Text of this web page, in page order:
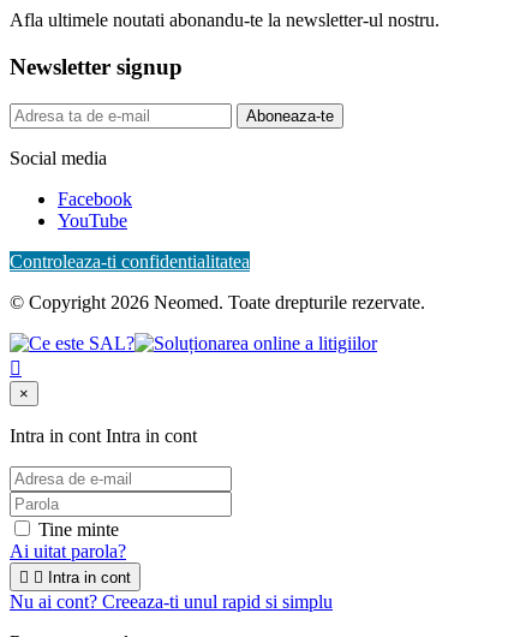
Afla ultimele noutati abonandu-te la newsletter-ul nostru.
Newsletter signup
Aboneaza-te
Social media
Facebook
YouTube
Controleaza-ti confidentialitatea
© Copyright 2026 Neomed. Toate drepturile rezervate.

×
Intra in cont Intra in cont
Tine minte
Ai uitat parola?
  Intra in cont
Nu ai cont? Creeaza-ti unul rapid si simplu